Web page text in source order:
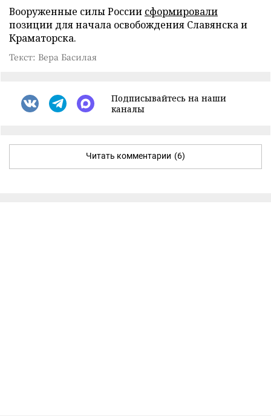
Вооруженные силы России сформировали
позиции для начала освобождения Славянска и
Краматорска.
Текст: Вера Басилая
Подписывайтесь на наши
каналы
Читать комментарии (6)